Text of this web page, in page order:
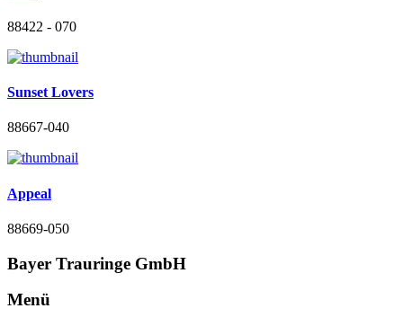
88422 - 070
Sunset Lovers
88667-040
Appeal
88669-050
Bayer Trauringe GmbH
Menü